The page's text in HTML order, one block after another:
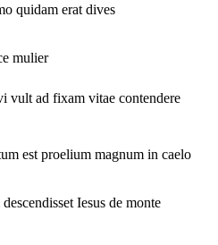
quidam erat dives
mulier
ad fixam vitae contendere
est proelium magnum in caelo
Iesus de monte